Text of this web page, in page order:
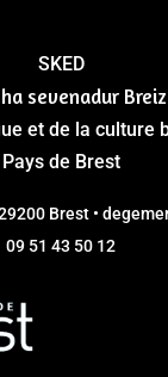
SKED
sevenadur
et de la culture
Pays de Brest
Brest •
09 51 43 50 12